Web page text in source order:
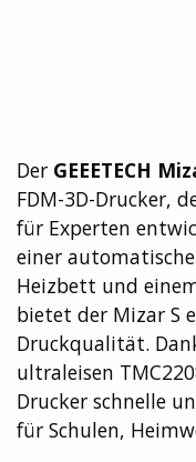
Der GEEETECH
FDM-3D-Drucker,
für Experten
einer
Heizbett und
bietet der Mizar S
Druckqualität.
ultraleisen
Drucker schnelle
für Schulen,